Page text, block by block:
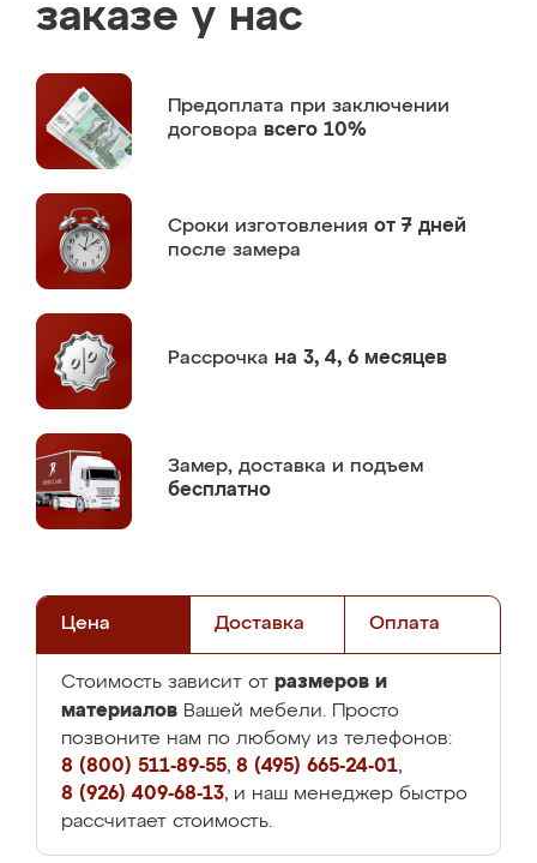
заказе у нас
Предоплата при заключении
договора всего 10%
Сроки изготовления от 7 дней
после замера
Рассрочка на 3, 4, 6 месяцев
Замер, доставка и подъем
бесплатно
Цена Доставка Оплата
Стоимость зависит от размеров и
материалов Вашей мебели. Просто
позвоните нам по любому из телефонов:
8 (800) 511-89-55, 8 (495) 665-24-01,
8 (926) 409-68-13, и наш менеджер быстро
рассчитает стоимость.